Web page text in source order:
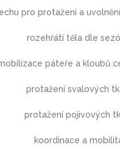
pro protažení a
rozehřátí těla dle
páteře a kloubů
protažení svalových
protažení pojivových
koordinace a